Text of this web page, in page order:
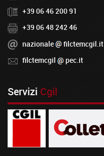
+39 06 46 200 91
+39 06 48 242 46
nazionale
filctemcgil.it
filctemcgil
pec.it
ServiziCgil